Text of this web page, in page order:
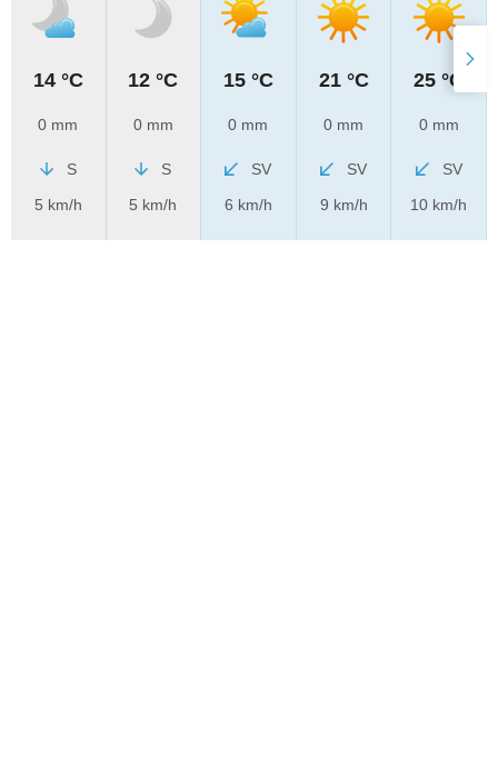
14 °C
0 mm
S
5 km/h
12 °C
0 mm
S
5 km/h
15 °C
0 mm
SV
6 km/h
21 °C
0 mm
SV
9 km/h
25 °C
0 mm
SV
10 km/h